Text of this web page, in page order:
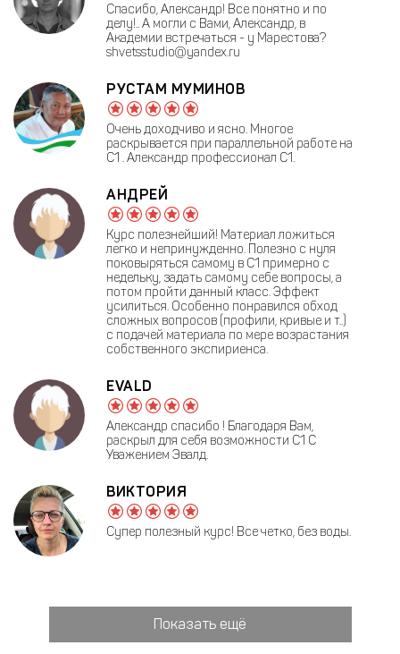
Спасибо, Александр! Все понятно и по
делу!.. А могли с Вами, Александр, в
Академии встречаться - у Марестова?
shvetsstudio@yandex.ru
РУСТАМ МУМИНОВ
Очень доходчиво и ясно. Многое
раскрывается при параллельной работе на
С1 . Александр профессионал С1.
АНДРЕЙ
Курс полезнейший! Материал ложиться
легко и непринужденно. Полезно с нуля
поковыряться самому в С1 примерно с
недельку, задать самому себе вопросы, а
потом пройти данный класс. Эффект
усилиться. Особенно понравился обход
сложных вопросов (профили, кривые и т..)
с подачей материала по мере возрастания
собственного экспириенса.
EVALD
Александр спасибо ! Благодаря Вам,
раскрыл для себя возможности С1 С
Уважением Эвалд.
ВИКТОРИЯ
Супер полезный курс! Все четко, без воды.
Показать ещё